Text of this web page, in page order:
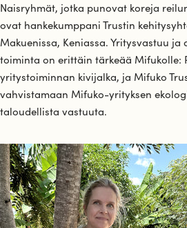
Naisryhmät, jotka punovat koreja
ovat hankekumppani Trustin
Makuenissa, Keniassa. Yritysvastuu ja
toiminta on erittäin tärkeää Mifukolle:
yritystoiminnan kivijalka, ja Mifuko
vahvistamaan Mifuko-yrityksen
taloudellista vastuuta.